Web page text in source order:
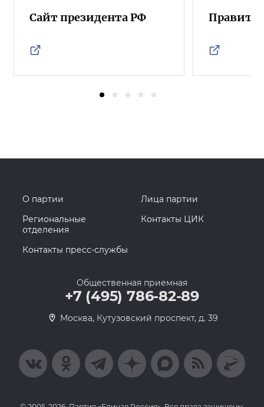
Сайт президента РФ
О партии
Лица партии
Региональные
отделения
Контакты ЦИК
Контакты пресс-службы
Общественная приемная
+7 (495) 786-82-89
Москва, Кутузовский проспект, д. 39